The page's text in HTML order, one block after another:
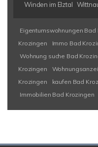
Winden im Elztal
Eigentumswohnungen Bad
Krozingen
Immo Bad
Wohnung suche Bad
Krozingen
Krozingen
kaufen Bad
Immobilien Bad Krozingen